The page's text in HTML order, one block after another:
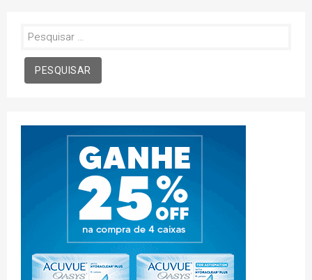
Pesquisar